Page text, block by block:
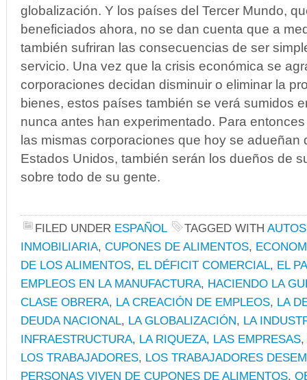
globalización. Y los países del Tercer Mundo,
beneficiados ahora, no se dan cuenta que a
también sufriran las consecuencias de ser
servicio. Una vez que la crisis económica se
corporaciones decidan disminuir o eliminar la
bienes, estos países también se verá sumidos
nunca antes han experimentado. Para
las mismas corporaciones que hoy se adueñan
Estados Unidos, también serán los dueños de
sobre todo de su gente.
FILED UNDER ESPAÑOL TAGGED WITH AUTOS
INMOBILIARIA, CUPONES DE ALIMENTOS,
DE LOS ALIMENTOS, EL DÉFICIT COMERCIAL, EL
EMPLEOS EN LA MANUFACTURA, HACIENDO LA
CLASE OBRERA, LA CREACIÓN DE EMPLEOS, LA
DEUDA NACIONAL, LA GLOBALIZACIÓN, LA
INFRAESTRUCTURA, LA RIQUEZA, LAS EMPRESAS,
LOS TRABAJADORES, LOS TRABAJADORES
PERSONAS VIVEN DE CUPONES DE ALIMENTOS,